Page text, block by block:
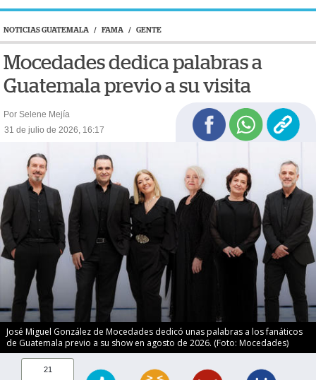
NOTICIAS GUATEMALA / FAMA / GENTE
Mocedades dedica palabras a
Guatemala previo a su visita
Por Selene Mejía
31 de julio de 2026, 16:17
José Miguel González de Mocedades dedicó unas palabras a los fanáticos
de Guatemala previo a su show en agosto de 2026. (Foto: Mocedades)
21